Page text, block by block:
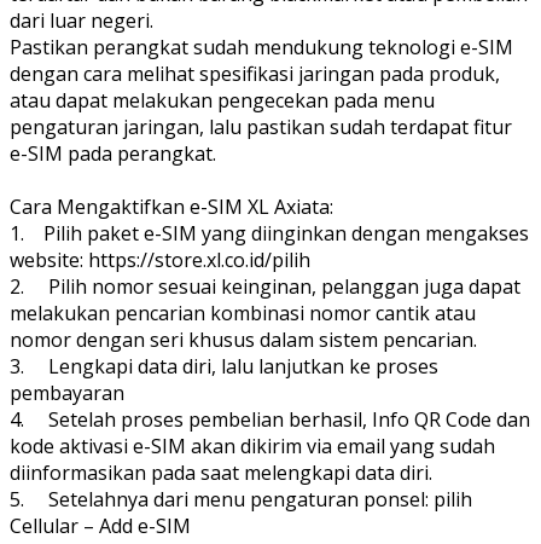
dari luar negeri.
Pastikan perangkat sudah mendukung teknologi e-SIM
dengan cara melihat spesifikasi jaringan pada produk,
atau dapat melakukan pengecekan pada menu
pengaturan jaringan, lalu pastikan sudah terdapat fitur
e-SIM pada perangkat.
Cara Mengaktifkan e-SIM XL Axiata:
1. Pilih paket e-SIM yang diinginkan dengan mengakses
website: https://store.xl.co.id/pilih
2. Pilih nomor sesuai keinginan, pelanggan juga dapat
melakukan pencarian kombinasi nomor cantik atau
nomor dengan seri khusus dalam sistem pencarian.
3. Lengkapi data diri, lalu lanjutkan ke proses
pembayaran
4. Setelah proses pembelian berhasil, Info QR Code dan
kode aktivasi e-SIM akan dikirim via email yang sudah
diinformasikan pada saat melengkapi data diri.
5. Setelahnya dari menu pengaturan ponsel: pilih
Cellular – Add e-SIM